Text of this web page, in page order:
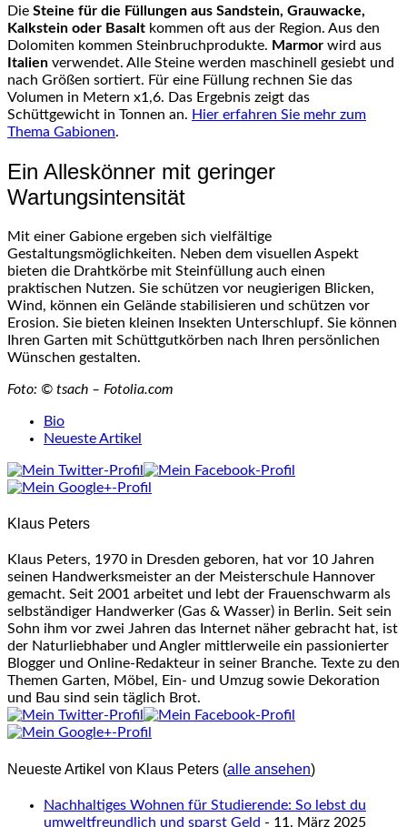
Die Steine für die Füllungen aus Sandstein, Grauwacke,
Kalkstein oder Basalt kommen oft aus der Region. Aus den
Dolomiten kommen Steinbruchprodukte. Marmor wird aus
Italien verwendet. Alle Steine werden maschinell gesiebt und
nach Größen sortiert. Für eine Füllung rechnen Sie das
Volumen in Metern x1,6. Das Ergebnis zeigt das
Schüttgewicht in Tonnen an. Hier erfahren Sie mehr zum
Thema Gabionen.
Ein Alleskönner mit geringer
Wartungsintensität
Mit einer Gabione ergeben sich vielfältige
Gestaltungsmöglichkeiten. Neben dem visuellen Aspekt
bieten die Drahtkörbe mit Steinfüllung auch einen
praktischen Nutzen. Sie schützen vor neugierigen Blicken,
Wind, können ein Gelände stabilisieren und schützen vor
Erosion. Sie bieten kleinen Insekten Unterschlupf. Sie können
Ihren Garten mit Schüttgutkörben nach Ihren persönlichen
Wünschen gestalten.
Foto: © tsach – Fotolia.com
following
tabs
change
below.
Bio
Neueste Artikel
Klaus Peters
Klaus Peters, 1970 in Dresden geboren, hat vor 10 Jahren
seinen Handwerksmeister an der Meisterschule Hannover
gemacht. Seit 2001 arbeitet und lebt der Frauenschwarm als
selbständiger Handwerker (Gas & Wasser) in Berlin. Seit sein
Sohn ihm vor zwei Jahren das Internet näher gebracht hat, ist
der Naturliebhaber und Angler mittlerweile ein passionierter
Blogger und Online-Redakteur in seiner Branche. Texte zu den
Themen Garten, Möbel, Ein- und Umzug sowie Dekoration
und Bau sind sein täglich Brot.
Neueste Artikel von Klaus Peters (alle ansehen)
Nachhaltiges Wohnen für Studierende: So lebst du
umweltfreundlich und sparst Geld - 11. März 2025